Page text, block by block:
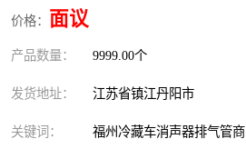
价格： 面议
产品数量： 9999.00个
发货地址： 江苏省镇江丹阳市
关键词： 福州冷藏车消声器排气管商